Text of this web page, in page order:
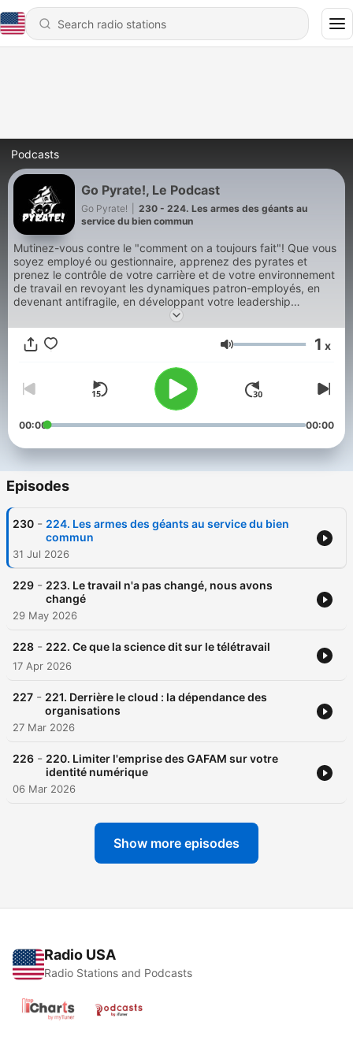
Podcasts
Go Pyrate!, Le Podcast
Go Pyrate!
230 - 224. Les armes des géants au
service du bien commun
Mutinez-vous contre le "comment on a toujours fait"! Que vous
soyez employé ou gestionnaire, apprenez des pyrates et
prenez le contrôle de votre carrière et de votre environnement
de travail en revoyant les dynamiques patron-employés, en
devenant antifragile, en développant votre leadership
d'intention, et en cessant d'être victimes de mauvais
employeurs!
Volume 1 x
00:00 00:00
Episodes
230 - 224. Les armes des géants au service du bien
commun
31 Jul 2026
229 - 223. Le travail n'a pas changé, nous avons
changé
29 May 2026
228 - 222. Ce que la science dit sur le télétravail
17 Apr 2026
227 - 221. Derrière le cloud : la dépendance des
organisations
27 Mar 2026
226 - 220. Limiter l'emprise des GAFAM sur votre
identité numérique
06 Mar 2026
Show more episodes
Radio USA
Radio Stations and Podcasts